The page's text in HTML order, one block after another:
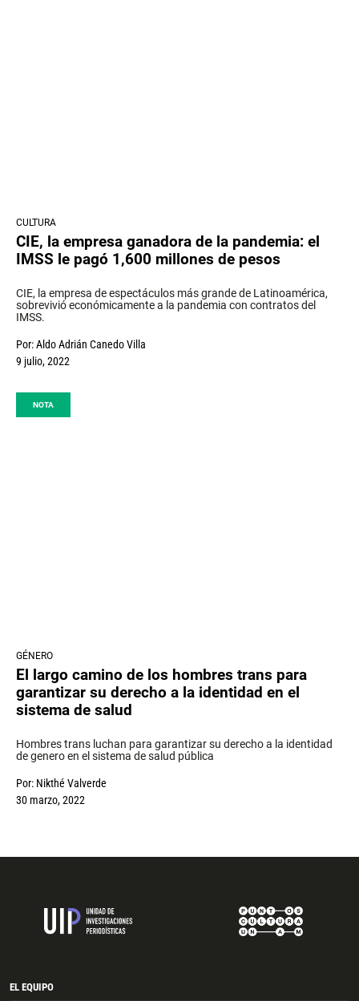
CULTURA
CIE, la empresa ganadora de la pandemia: el
IMSS le pagó 1,600 millones de pesos
CIE, la empresa de espectáculos más grande de Latinoamérica,
sobrevivió económicamente a la pandemia con contratos del
IMSS.
Por:Aldo Adrián Canedo Villa
9 julio, 2022
NOTA
GÉNERO
El largo camino de los hombres trans para
garantizar su derecho a la identidad en el
sistema de salud
Hombres trans luchan para garantizar su derecho a la identidad
de genero en el sistema de salud pública
Por: Nikthé Valverde
30 marzo, 2022
EL EQUIPO